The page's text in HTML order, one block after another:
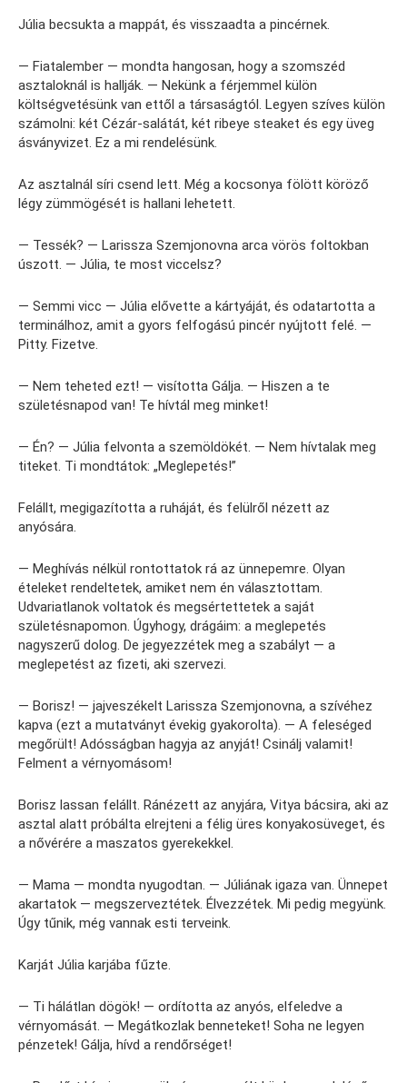
Júlia becsukta a mappát, és visszaadta a pincérnek.
— Fiatalember — mondta hangosan, hogy a szomszéd
asztaloknál is hallják. — Nekünk a férjemmel külön
költségvetésünk van ettől a társaságtól. Legyen szíves külön
számolni: két Cézár-salátát, két ribeye steaket és egy üveg
ásványvizet. Ez a mi rendelésünk.
Az asztalnál síri csend lett. Még a kocsonya fölött köröző
légy zümmögését is hallani lehetett.
— Tessék? — Larissza Szemjonovna arca vörös foltokban
úszott. — Júlia, te most viccelsz?
— Semmi vicc — Júlia elővette a kártyáját, és odatartotta a
terminálhoz, amit a gyors felfogású pincér nyújtott felé. —
Pitty. Fizetve.
— Nem teheted ezt! — visította Gálja. — Hiszen a te
születésnapod van! Te hívtál meg minket!
— Én? — Júlia felvonta a szemöldökét. — Nem hívtalak meg
titeket. Ti mondtátok: „Meglepetés!”
Felállt, megigazította a ruháját, és felülről nézett az
anyósára.
— Meghívás nélkül rontottatok rá az ünnepemre. Olyan
ételeket rendeltetek, amiket nem én választottam.
Udvariatlanok voltatok és megsértettetek a saját
születésnapomon. Úgyhogy, drágáim: a meglepetés
nagyszerű dolog. De jegyezzétek meg a szabályt — a
meglepetést az fizeti, aki szervezi.
— Borisz! — jajveszékelt Larissza Szemjonovna, a szívéhez
kapva (ezt a mutatványt évekig gyakorolta). — A feleséged
megőrült! Adósságban hagyja az anyját! Csinálj valamit!
Felment a vérnyomásom!
Borisz lassan felállt. Ránézett az anyjára, Vitya bácsira, aki az
asztal alatt próbálta elrejteni a félig üres konyakosüveget, és
a nővérére a maszatos gyerekekkel.
— Mama — mondta nyugodtan. — Júliának igaza van. Ünnepet
akartatok — megszerveztétek. Élvezzétek. Mi pedig megyünk.
Úgy tűnik, még vannak esti terveink.
Karját Júlia karjába fűzte.
— Ti hálátlan dögök! — ordította az anyós, elfeledve a
vérnyomását. — Megátkozlak benneteket! Soha ne legyen
pénzetek! Gálja, hívd a rendőrséget!